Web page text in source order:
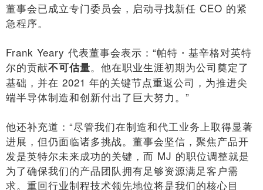
董事会已成立专门委员会，启动寻找新任 CEO 的紧
急程序。
Frank Yeary 代表董事会表示：“帕特・基辛格对英特
尔的贡献不可估量。他在职业生涯初期为公司奠定了
基础，并在 2021 年的关键节点重返公司，为推进尖
端半导体制造和创新付出了巨大努力。”
他还补充道：“尽管我们在制造和代工业务上取得显著
进展，但仍面临诸多挑战。董事会坚信，聚焦产品开
发是英特尔未来成功的关键，而 MJ 的职位调整就是
为了确保我们的产品团队拥有足够资源满足客户需
求。重回行业制程技术领先地位将是我们的核心目